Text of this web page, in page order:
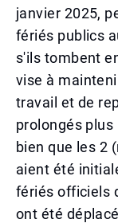
janvier 2025,
fériés publics
s'ils tombent
vise à
travail et de
prolongés plus
bien que les 2
aient été
fériés officiels
ont été